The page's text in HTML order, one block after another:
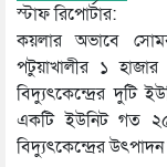
স্টাফ রিপোর্টার:
কয়লার অভাবে
পটুয়াখালীর ১
বিদ্যুৎকেন্দ্রের দুটি
একটি ইউনিট গত
বিদ্যুৎকেন্দ্রের